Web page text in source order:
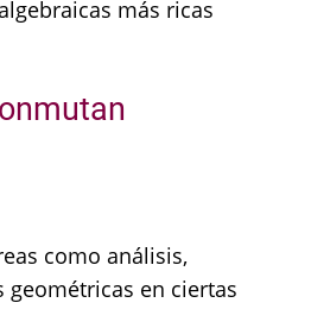
más ricas
como análisis,
en ciertas